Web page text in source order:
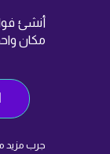
أنشئ
مكان
جرب مزيد